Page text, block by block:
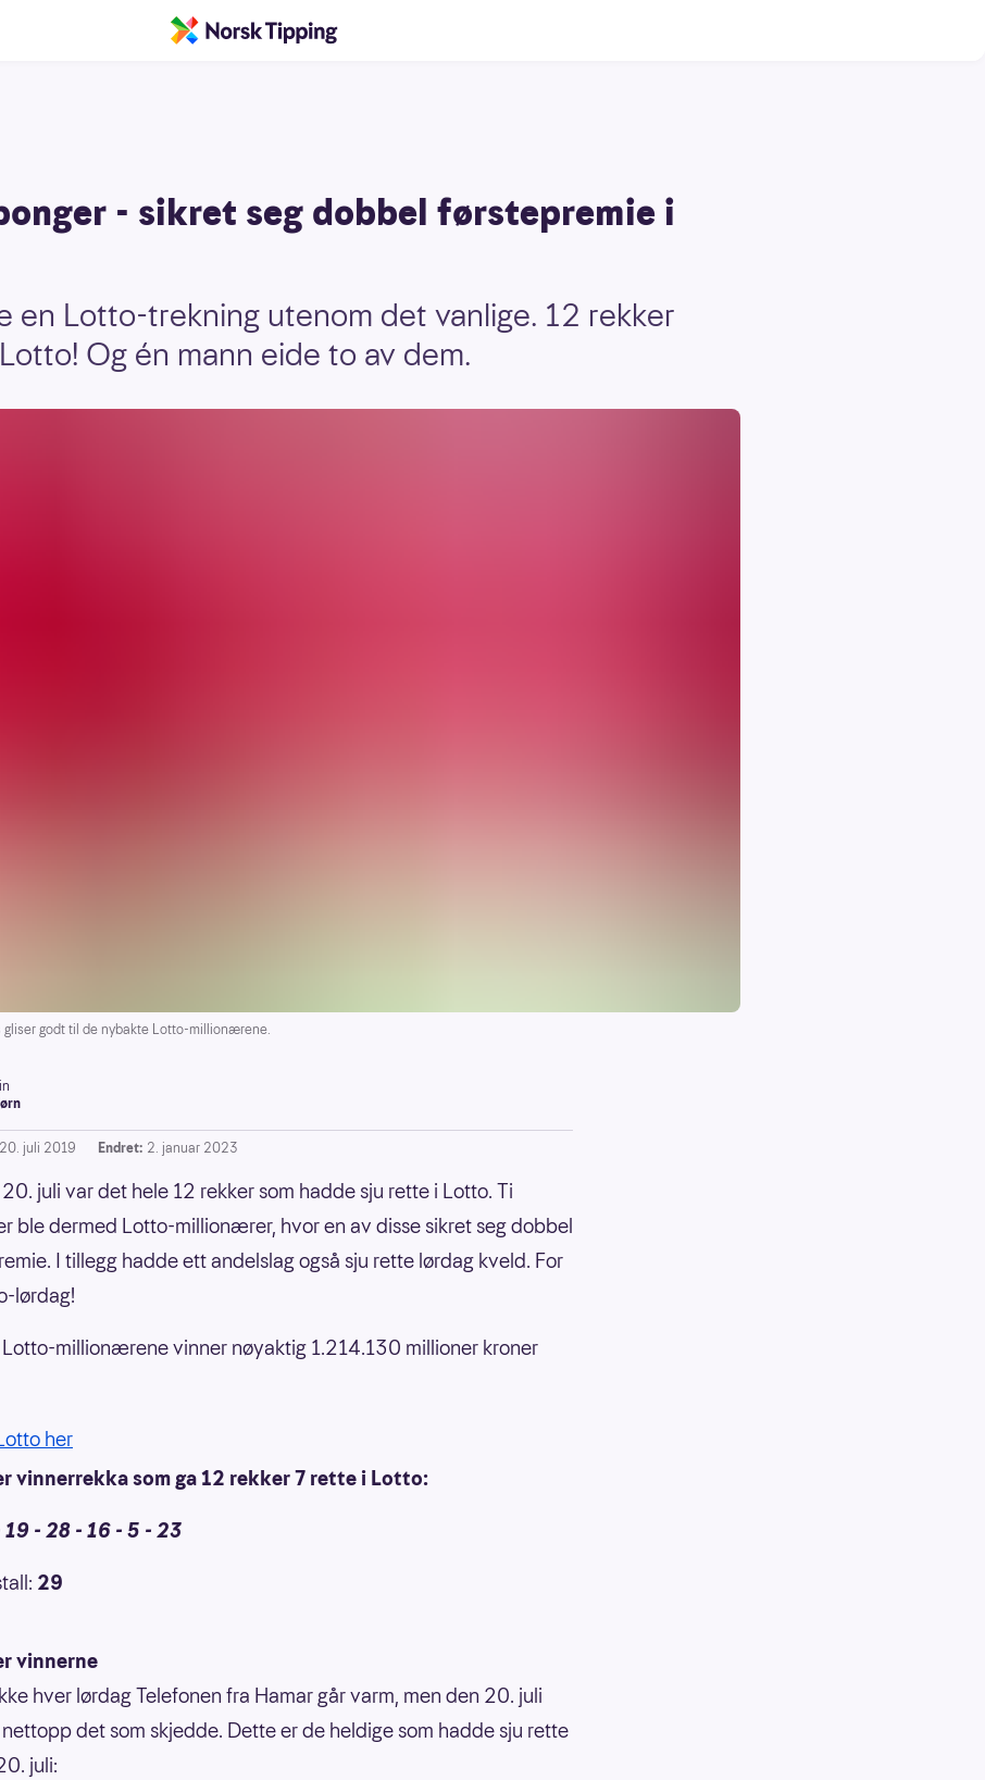
- sikret seg dobbel førstepremie i
en Lotto-trekning utenom det vanlige. 12 rekker
Og én mann eide to av dem.
gliser godt til de nybakte Lotto-millionærene.
20. juli 2019 Endret: 2. januar 2023
juli var det hele 12 rekker som hadde sju rette i Lotto. Ti
ble dermed Lotto-millionærer, hvor en av disse sikret seg dobbel
I tillegg hadde ett andelslag også sju rette lørdag kveld. For
lørdag!
millionærene vinner nøyaktig 1.214.130 millioner kroner
her
vinnerrekka som ga 12 rekker 7 rette i Lotto:
19 - 28 - 16 - 5 - 23
29
vinnerne
hver lørdag Telefonen fra Hamar går varm, men den 20. juli
det som skjedde. Dette er de heldige som hadde sju rette
juli: